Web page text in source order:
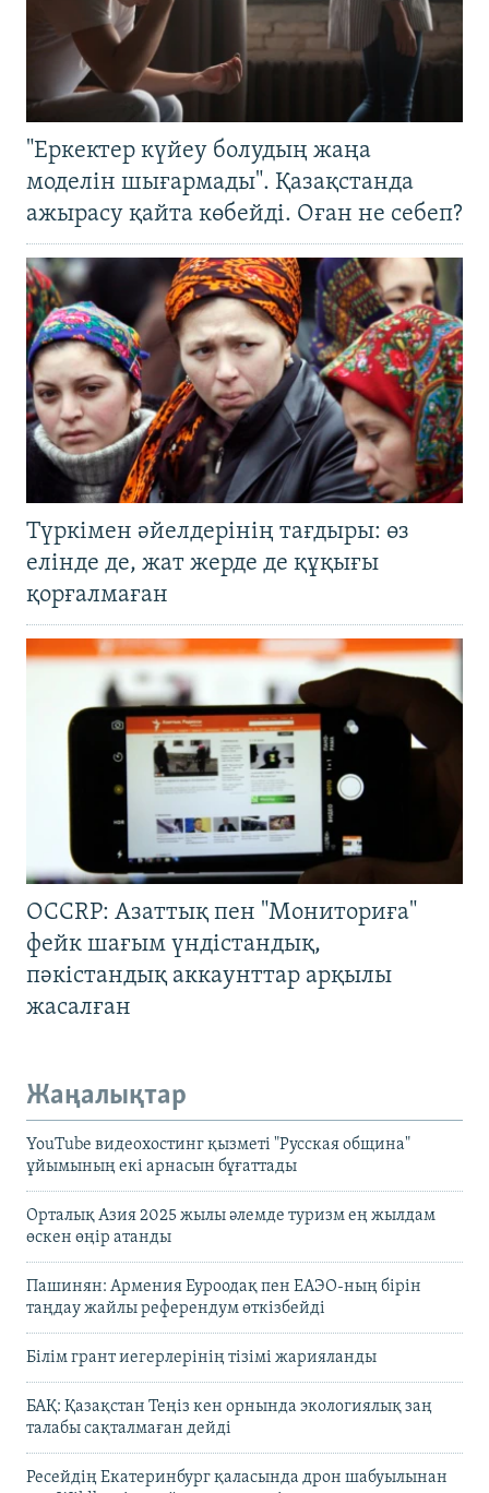
"Еркектер күйеу болудың жаңа
моделін шығармады". Қазақстанда
ажырасу қайта көбейді. Оған не себеп?
Түркімен әйелдерінің тағдыры: өз
елінде де, жат жерде де құқығы
қорғалмаған
OCCRP: Азаттық пен "Мониториға"
фейк шағым үндістандық,
пәкістандық аккаунттар арқылы
жасалған
Жаңалықтар
YouTube видеохостинг қызметі "Русская община"
ұйымының екі арнасын бұғаттады
Орталық Азия 2025 жылы әлемде туризм ең жылдам
өскен өңір атанды
Пашинян: Армения Еуроодақ пен ЕАЭО-ның бірін
таңдау жайлы референдум өткізбейді
Білім грант иегерлерінің тізімі жарияланды
БАҚ: Қазақстан Теңіз кен орнында экологиялық заң
талабы сақталмаған дейді
Ресейдің Екатеринбург қаласында дрон шабуылынан